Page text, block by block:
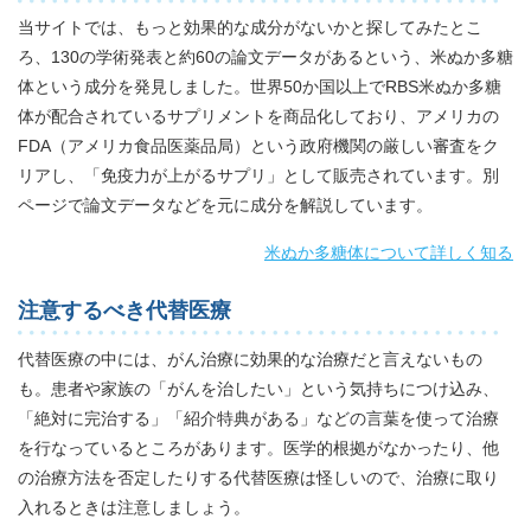
当サイトでは、もっと効果的な成分がないかと探してみたとこ
ろ、130の学術発表と約60の論文データがあるという、米ぬか多糖
体という成分を発見しました。世界50か国以上でRBS米ぬか多糖
体が配合されているサプリメントを商品化しており、アメリカの
FDA（アメリカ食品医薬品局）という政府機関の厳しい審査をク
リアし、「免疫力が上がるサプリ」として販売されています。別
ページで論文データなどを元に成分を解説しています。
米ぬか多糖体について詳しく知る
注意するべき代替医療
代替医療の中には、がん治療に効果的な治療だと言えないもの
も。患者や家族の「がんを治したい」という気持ちにつけ込み、
「絶対に完治する」「紹介特典がある」などの言葉を使って治療
を行なっているところがあります。医学的根拠がなかったり、他
の治療方法を否定したりする代替医療は怪しいので、治療に取り
入れるときは注意しましょう。